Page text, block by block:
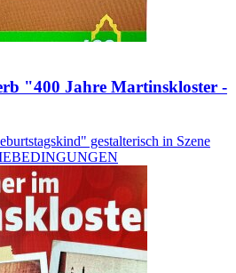
"400 Jahre Martinskloster -
gestalterisch in Szene